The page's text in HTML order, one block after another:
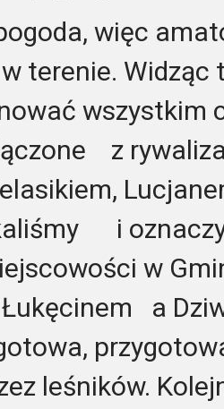
więc
terenie. Widząc
wszystkim
z
i
w
a
leśników.